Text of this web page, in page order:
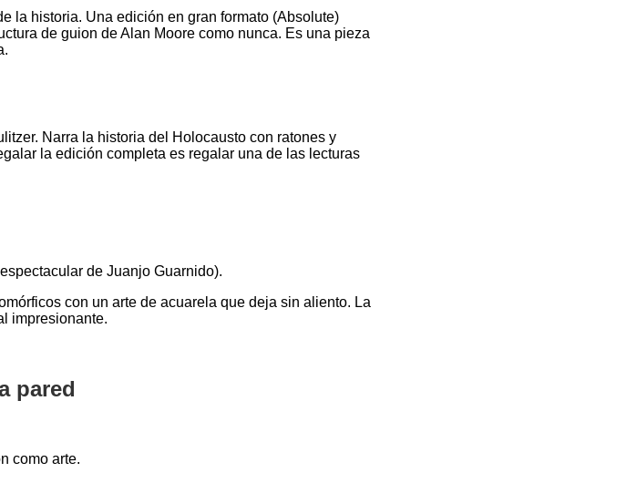
la historia. Una edición en gran formato (Absolute)
de guion de Alan Moore como nunca. Es una pieza
Narra la historia del Holocausto con ratones y
la edición completa es regalar una de las lecturas
de Juanjo Guarnido).
con un arte de acuarela que deja sin aliento. La
impresionante.
pared
como arte.